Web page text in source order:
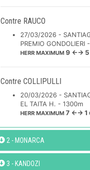
Contre RAUCO
27/03/2026 -
PREMIO GONDOLIERI
HERR MAXIMUM 9 ←→ 5
Contre COLLIPULLI
20/03/2026 -
EL TAITA H. - 1300m
HERR MAXIMUM 7 ←→ 1
2 - MONARCA
3 - KANDOZI